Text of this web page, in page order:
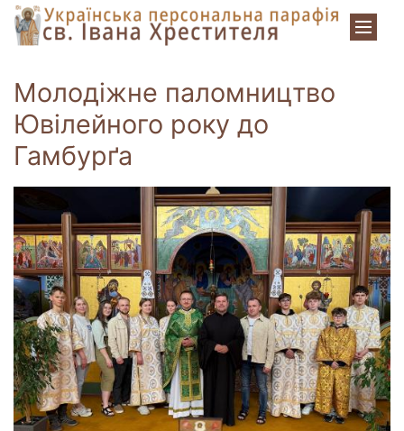
Zum Inhalt springen
Молодіжне паломництво
Ювілейного року до
Гамбурґа